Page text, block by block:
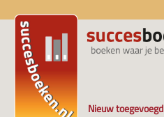
Nieuw toegevoegd